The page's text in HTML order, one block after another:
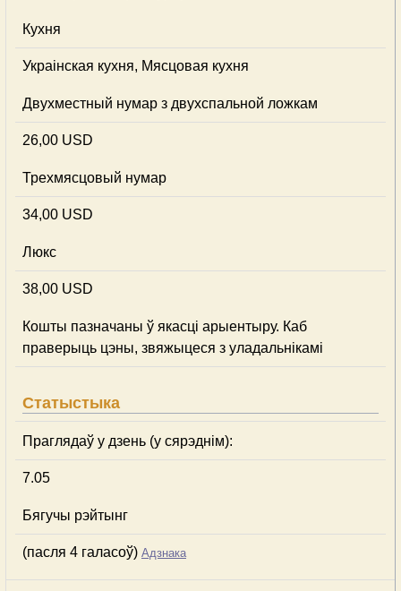
Кухня
Украінская кухня, Мясцовая кухня
Двухместный нумар з двухспальной ложкам
26,00 USD
Трехмясцовый нумар
34,00 USD
Люкс
38,00 USD
Кошты пазначаны ў якасці арыентыру. Каб
праверыць цэны, звяжыцеся з уладальнікамі
Статыстыка
Праглядаў у дзень (у сярэднім):
7.05
Бягучы рэйтынг
(пасля 4 галасоў) Адзнака